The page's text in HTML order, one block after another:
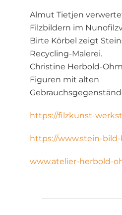
Almut Tietjen
Filzbildern im
Birte Körbel zeigt
Recycling-Malerei.
Christine Herbold-
Figuren mit alten
https://filzkunst-
https://www.stein-bild-
www.atelier-herbold-